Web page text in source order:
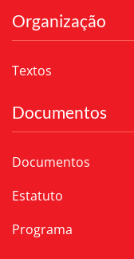
Organização
Textos
Documentos
Documentos
Estatuto
Programa